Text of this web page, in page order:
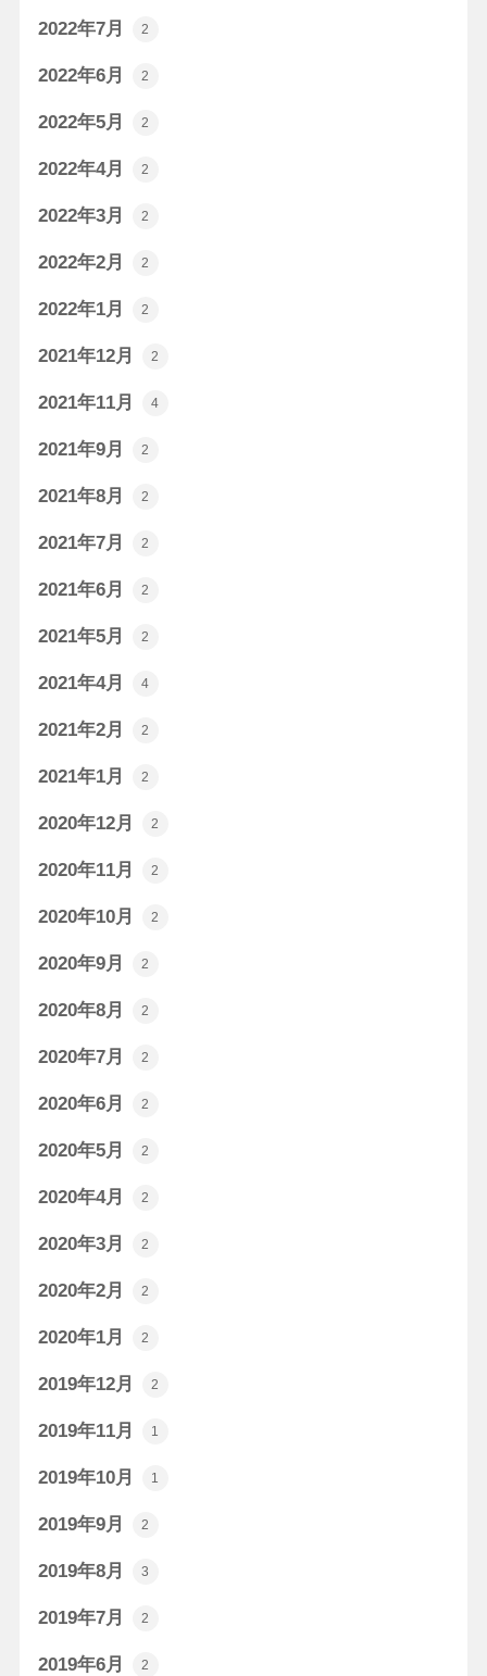
2022年7月 2
2022年6月 2
2022年5月 2
2022年4月 2
2022年3月 2
2022年2月 2
2022年1月 2
2021年12月 2
2021年11月 4
2021年9月 2
2021年8月 2
2021年7月 2
2021年6月 2
2021年5月 2
2021年4月 4
2021年2月 2
2021年1月 2
2020年12月 2
2020年11月 2
2020年10月 2
2020年9月 2
2020年8月 2
2020年7月 2
2020年6月 2
2020年5月 2
2020年4月 2
2020年3月 2
2020年2月 2
2020年1月 2
2019年12月 2
2019年11月 1
2019年10月 1
2019年9月 2
2019年8月 3
2019年7月 2
2019年6月 2